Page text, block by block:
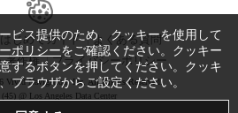
はじめてガイド
よくある質問
著作権 プライバシーポリシー
Vivid Navigation, Inc. All Rights Reserved.
(45) @ Los Angeles Data Center
ビス提供のため、クッキーを使用して
ポリシーをご確認ください。クッキー
するボタンを押してください。クッキ
ブラウザからご設定ください。